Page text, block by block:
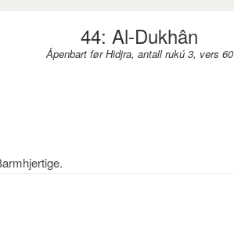
44: Al-Dukhân
Åpenbart før Hidjra, antall rukú 3, vers 60